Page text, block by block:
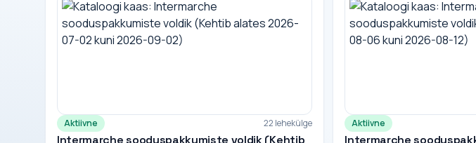
Aktiivne 22 lehekülge
Intermarche sooduspakkumiste voldik (Kehtib
Aktiivne
Intermarche